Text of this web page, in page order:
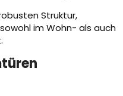
Struktur,
im Wohn- als auch